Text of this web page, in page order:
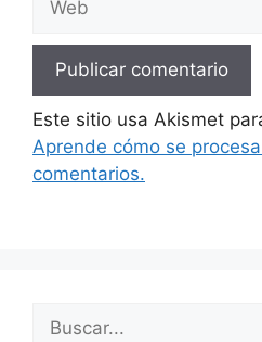
Este sitio usa Akismet
Aprende cómo se
comentarios.